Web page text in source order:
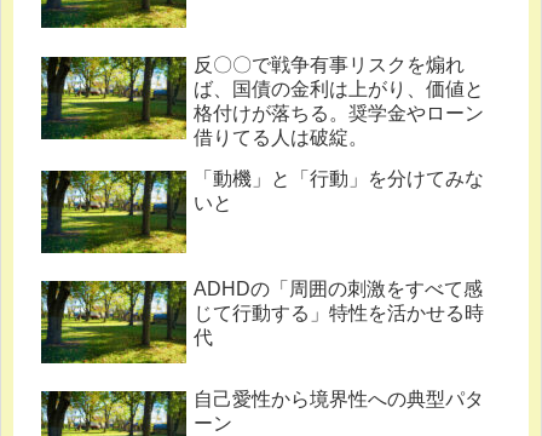
反〇〇で戦争有事リスクを煽れ
ば、国債の金利は上がり、価値と
格付けが落ちる。奨学金やローン
借りてる人は破綻。
「動機」と「行動」を分けてみな
いと
ADHDの「周囲の刺激をすべて感
じて行動する」特性を活かせる時
代
自己愛性から境界性への典型パタ
ーン